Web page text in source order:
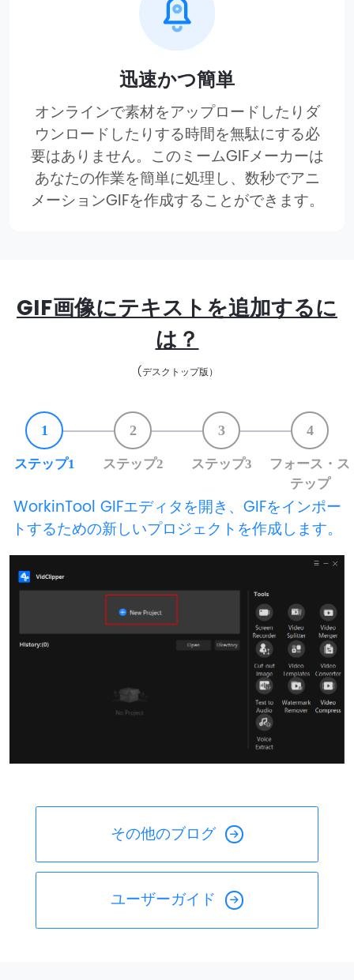
迅速かつ簡単
オンラインで素材をアップロードしたりダ
ウンロードしたりする時間を無駄にする必
要はありません。このミームGIFメーカーは
あなたの作業を簡単に処理し、数秒でアニ
メーションGIFを作成することができます。
GIF画像にテキストを追加するに
は？
(デスクトップ版）
1
ステップ1
2
ステップ2
3
ステップ3
4
フォース・ス
テップ
WorkinTool GIFエディタを開き、GIFをインポー
トするための新しいプロジェクトを作成します。
その他のブログ
ユーザーガイド